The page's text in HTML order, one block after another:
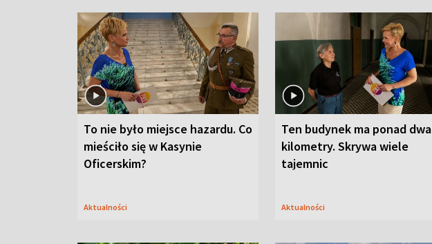
To nie było miejsce hazardu. Co
mieściło się w Kasynie
Oficerskim?
Aktualności
Ten budynek ma ponad dwa
kilometry. Skrywa wiele
tajemnic
Aktualności